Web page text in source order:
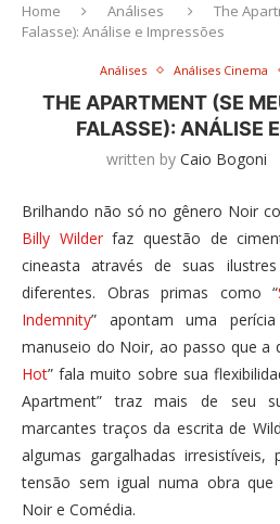
Home Análises
The
Falasse): Análise e Impressões
Análises Análises Cinema
THE APARTMENT (SE
FALASSE): ANÁLISE
written by Caio Bogoni
Brilhando não só no gênero Noir
Billy Wilderfaz questão de
cineasta através de suas
diferentes. Obras primas como “
Indemnity” apontam uma
manuseio do Noir, ao passo que a
Hot” fala muito sobre sua
Apartment” traz mais de seu
marcantes traços da escrita de
algumas gargalhadas irresistíveis,
tensão sem igual numa obra que
Noir e Comédia.